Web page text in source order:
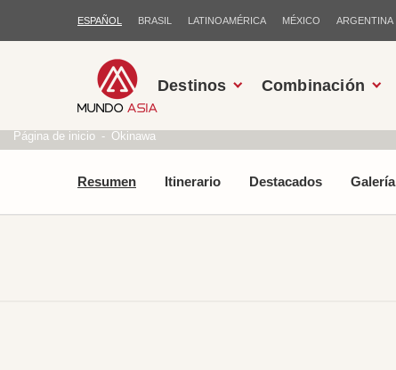
ESPAÑOL BRASIL LATINOAMÉRICA MÉXICO ARGENTINA
Destinos Combinación
Página de inicio Okinawa
Resumen Itinerario Destacados Galería